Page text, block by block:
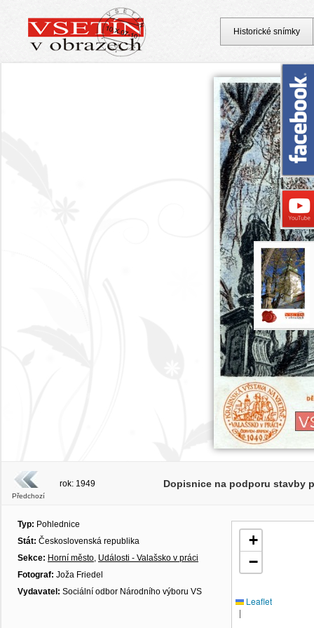
Předchozí
rok: 1949 Dopisnice na podporu stavby
Typ: Pohlednice
Stát: Československá republika
Sekce: Horní město, Události - Valašsko v práci
Fotograf: Joža Friedel
Vydavatel: Sociální odbor Národního výboru VS
+
−
Leaflet
|
Historické snímky